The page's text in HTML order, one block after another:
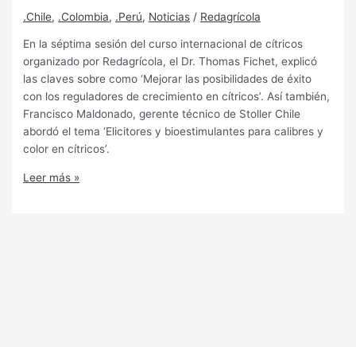
.Chile, .Colombia, .Perú, Noticias / Redagrícola
En la séptima sesión del curso internacional de cítricos
organizado por Redagrícola, el Dr. Thomas Fichet, explicó
las claves sobre como ‘Mejorar las posibilidades de éxito
con los reguladores de crecimiento en cítricos’. Así también,
Francisco Maldonado, gerente técnico de Stoller Chile
abordó el tema ‘Elicitores y bioestimulantes para calibres y
color en cítricos’.
Leer más »